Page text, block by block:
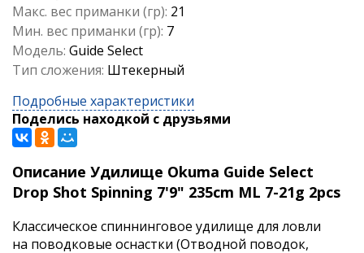
Макс. вес приманки (гр): 21
Мин. вес приманки (гр): 7
Модель: Guide Select
Тип сложения: Штекерный
Подробные характеристики
Поделись находкой с друзьями
Описание Удилище Okuma Guide Select
Drop Shot Spinning 7'9" 235cm ML 7-21g 2pcs
Классическое спиннинговое удилище для ловли
на поводковые оснастки (Отводной поводок,